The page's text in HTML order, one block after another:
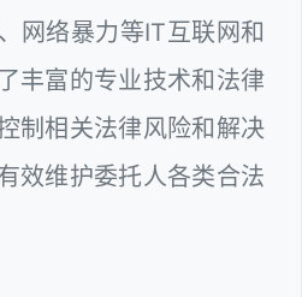
网络暴力等IT互联网和
丰富的专业技术和法律
制相关法律风险和解决
效维护委托人各类合法